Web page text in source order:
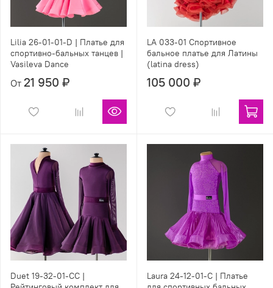
Lilia 26-01-01-D | Платье для
спортивно-бальных танцев |
Vasileva Dance
От 21 950 ₽
LA 033-01 Спортивное
бальное платье для Латины
(latina dress)
105 000 ₽
Duet 19-32-01-CC |
Laura 24-12-01-C | Платье